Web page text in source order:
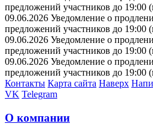
предложений участников до 19:00
09.06.2026 Уведомление о
предложений участников до 19:00
09.06.2026 Уведомление о
предложений участников до 19:00
09.06.2026 Уведомление о
предложений участников до 19:00
Контакты Карта сайта Наверх
VK Telegram
О компании